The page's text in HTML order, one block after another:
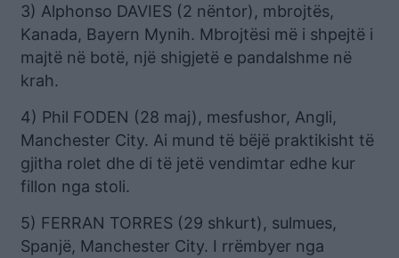
3) Alphonso DAVIES (2 nëntor), mbrojtës,
Kanada, Bayern Mynih. Mbrojtësi më i shpejtë i
majtë në botë, një shigjetë e pandalshme në
krah.
4) Phil FODEN (28 maj), mesfushor, Angli,
Manchester City. Ai mund të bëjë praktikisht të
gjitha rolet dhe di të jetë vendimtar edhe kur
fillon nga stoli.
5) FERRAN TORRES (29 shkurt), sulmues,
Spanjë, Manchester City. I rrëmbyer nga